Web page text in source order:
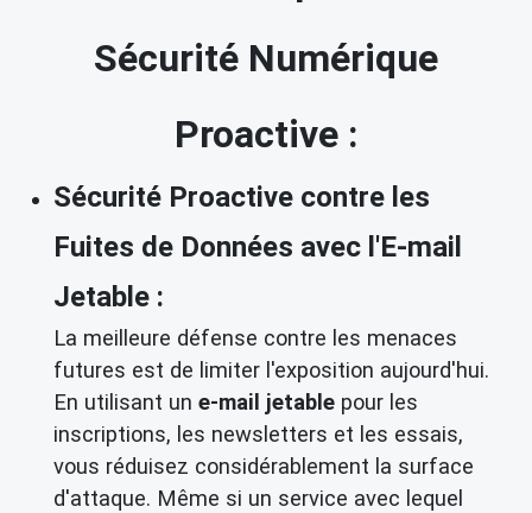
Sécurité Numérique
Proactive :
Sécurité Proactive contre les
Fuites de Données avec l'E-mail
Jetable :
La meilleure défense contre les menaces
futures est de limiter l'exposition aujourd'hui.
En utilisant un e-mail jetable pour les
inscriptions, les newsletters et les essais,
vous réduisez considérablement la surface
d'attaque. Même si un service avec lequel